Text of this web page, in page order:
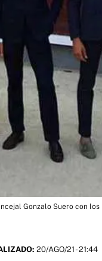
Gonzalo Suero con
20/AGO/21 - 21:44